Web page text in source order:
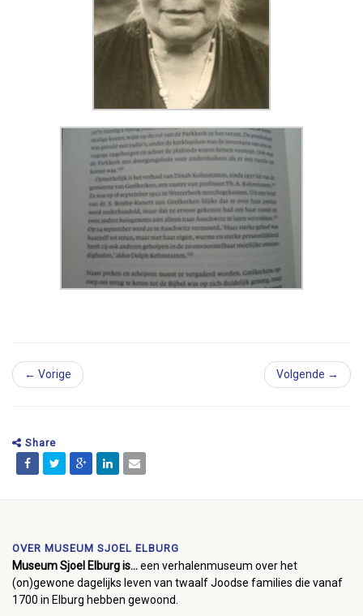
← Vorige Volgende →
Share
OVER MUSEUM SJOEL ELBURG
Museum Sjoel Elburg is...een verhalenmuseum over het
(on)gewone dagelijks leven van twaalf Joodse families die vanaf
1700 in Elburg hebben gewoond.